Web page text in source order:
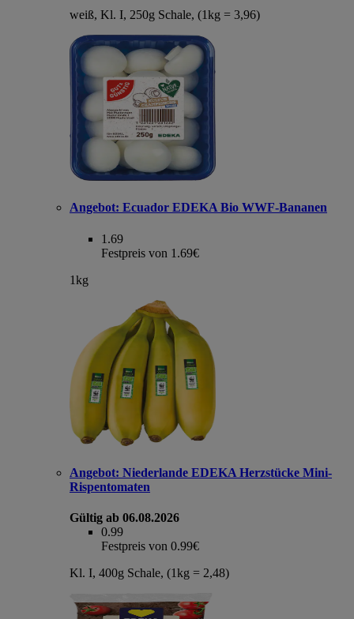
weiß, Kl. I, 250g Schale, (1kg = 3,96)
Angebot: Ecuador EDEKA Bio WWF-Bananen
1.69
Festpreis von 1.69€
1kg
Angebot: Niederlande EDEKA Herzstücke Mini-
Rispentomaten
Gültig ab 06.08.2026
0.99
Festpreis von 0.99€
Kl. I, 400g Schale, (1kg = 2,48)